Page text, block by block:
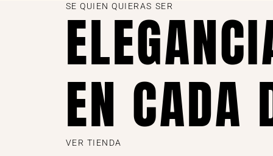
SE QUIEN QUIERAS SER
EN CADA
VER TIENDA